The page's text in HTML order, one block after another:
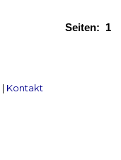
Seiten: 1
| Kontakt